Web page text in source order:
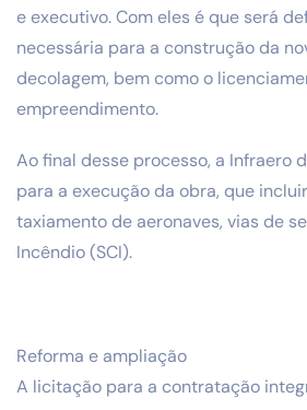
e executivo. Com eles é que será
necessária para a construção da
decolagem, bem como o
empreendimento.
Ao final desse processo, a Infraero
para a execução da obra, que
taxiamento de aeronaves, vias de
Incêndio (SCI).
Reforma e ampliação
A licitação para a contratação